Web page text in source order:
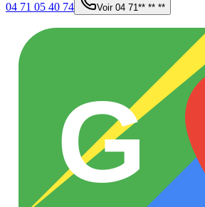
04 71 05 40 74
Voir 04 71** ** **
G